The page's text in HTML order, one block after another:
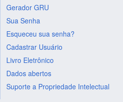
Gerador GRU
Sua Senha
Esqueceu sua senha?
Cadastrar Usuário
Livro Eletrônico
Dados abertos
Suporte a Propriedade Intelectual